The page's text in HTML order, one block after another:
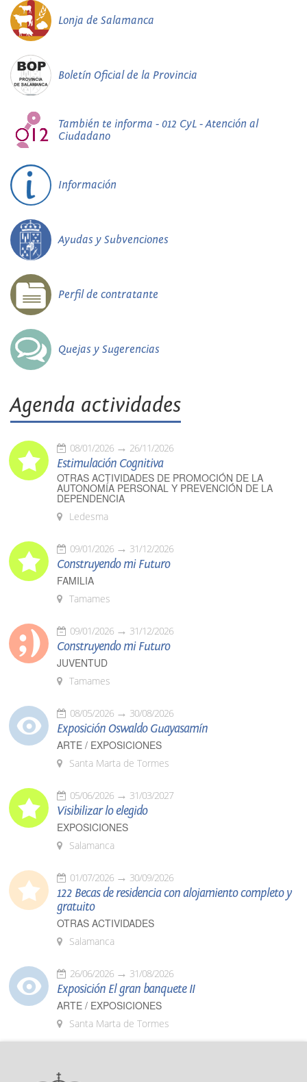
Lonja de Salamanca
Boletín Oficial de la Provincia
También te informa - 012 CyL - Atención al
Ciudadano
Información
Ayudas y Subvenciones
Perfil de contratante
Quejas y Sugerencias
Agenda actividades
08/01/2026 26/11/2026
Estimulación Cognitiva
OTRAS ACTIVIDADES DE PROMOCIÓN DE LA
AUTONOMÍA PERSONAL Y PREVENCIÓN DE LA
DEPENDENCIA
Ledesma
09/01/2026 31/12/2026
Construyendo mi Futuro
FAMILIA
Tamames
09/01/2026 31/12/2026
Construyendo mi Futuro
JUVENTUD
Tamames
08/05/2026 30/08/2026
Exposición Oswaldo Guayasamín
ARTE / EXPOSICIONES
Santa Marta de Tormes
05/06/2026 31/03/2027
Visibilizar lo elegido
EXPOSICIONES
Salamanca
01/07/2026 30/09/2026
122 Becas de residencia con alojamiento completo y
gratuito
OTRAS ACTIVIDADES
Salamanca
26/06/2026 31/08/2026
Exposición El gran banquete II
ARTE / EXPOSICIONES
Santa Marta de Tormes